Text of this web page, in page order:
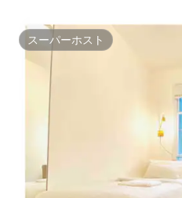
スーパーホスト
スーパーホスト